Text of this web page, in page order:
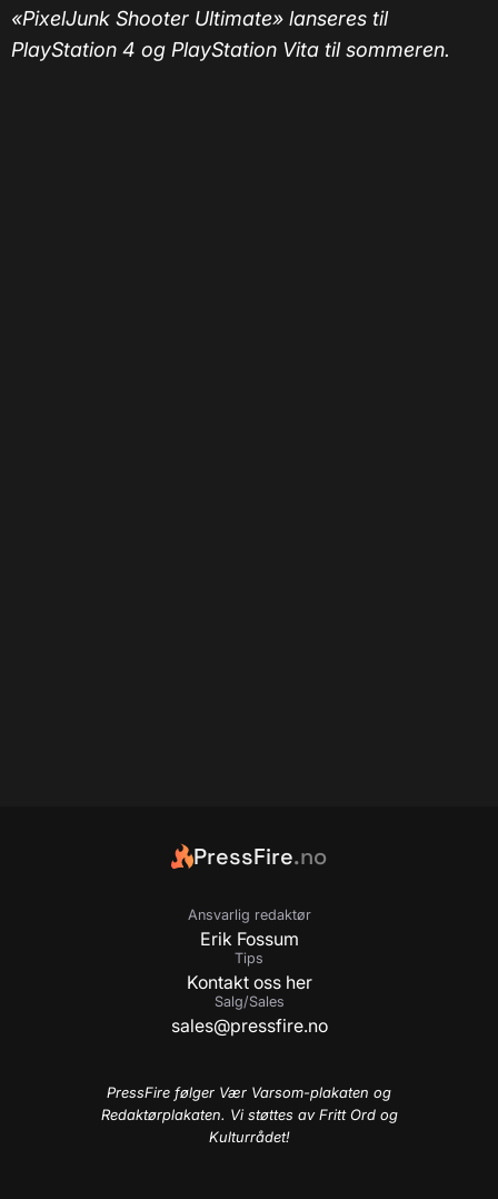
«PixelJunk Shooter Ultimate» lanseres til
PlayStation 4 og PlayStation Vita til sommeren.
PressFire.no
Ansvarlig redaktør
Erik Fossum
Tips
Kontakt oss her
Salg/Sales
sales@pressfire.no
PressFire følger Vær Varsom-plakaten og
Redaktørplakaten. Vi støttes av Fritt Ord og
Kulturrådet!